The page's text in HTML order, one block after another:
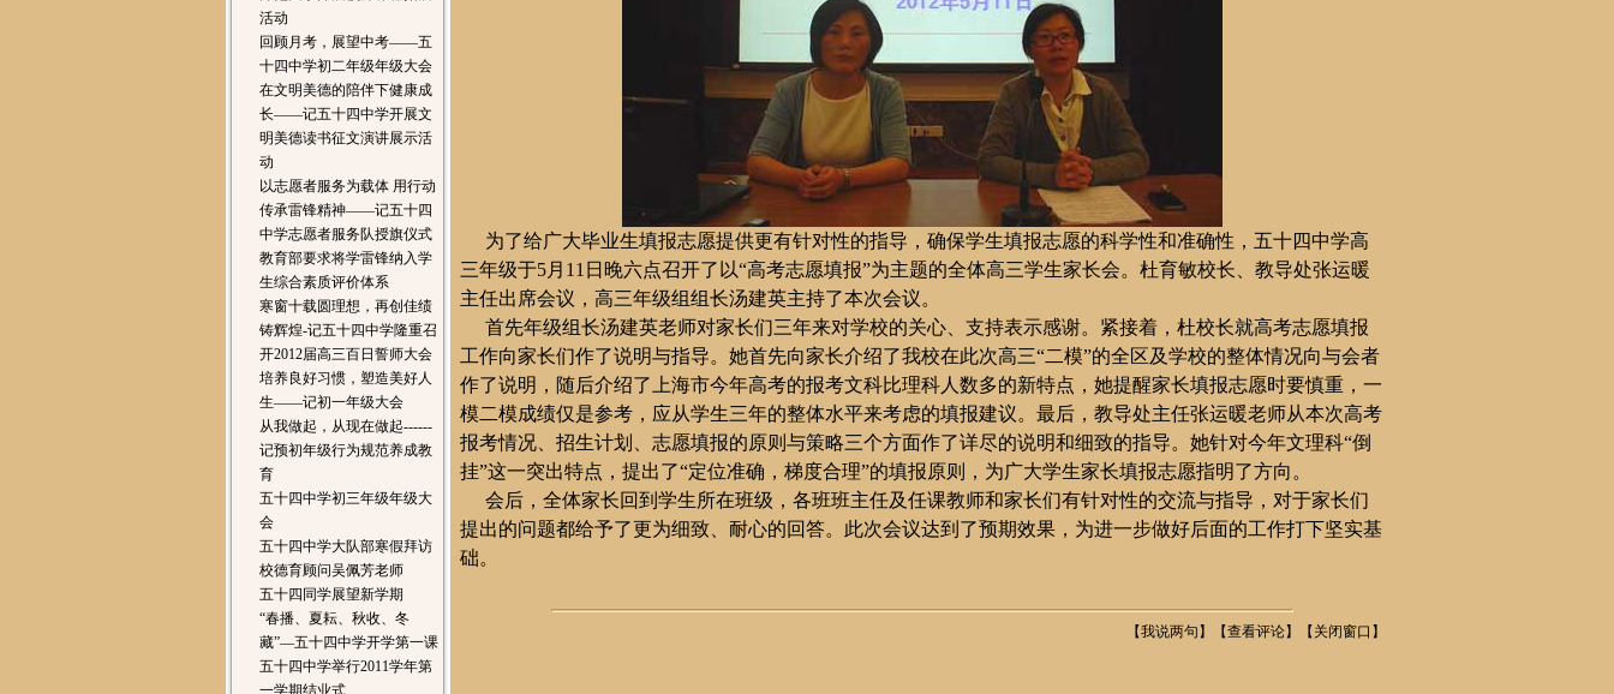
活动
回顾月考，展望中考——五
十四中学初二年级年级大会
在文明美德的陪伴下健康成
长——记五十四中学开展文
明美德读书征文演讲展示活
动
以志愿者服务为载体 用行动
传承雷锋精神——记五十四
中学志愿者服务队授旗仪式
教育部要求将学雷锋纳入学
生综合素质评价体系
寒窗十载圆理想，再创佳绩
铸辉煌-记五十四中学隆重召
开2012届高三百日誓师大会
培养良好习惯，塑造美好人
生——记初一年级大会
从我做起，从现在做起------
记预初年级行为规范养成教
育
五十四中学初三年级年级大
会
五十四中学大队部寒假拜访
校德育顾问吴佩芳老师
五十四同学展望新学期
“春播、夏耘、秋收、冬
藏”—五十四中学开学第一课
五十四中学举行2011学年第
一学期结业式
为了给广大毕业生填报志愿提供更有针对性的指导，确保学生填报志愿的科学性和准确性， 五十四中学高
三年级于5月 11 日晚六点召开了 以“高考志愿填报”为主题的全体高三学生家长会。杜育敏校长、教导处张运暖
主任出席会议，高三年级组组长汤建英主持了本次会议。
首先年级组长汤建英老师对家长们三年来对学校的关心、支持表示感谢。紧接着，杜校长就高考志愿填报
工作向家长们作了说明与指导。 她首先向家长介绍了我校在此次高三“二模”的全区及学校的整体情况向与会者
作了说明，随后介绍了上海市今年高考的报考文科比理科人数多的新特点，她提醒家长填报志愿时要慎重，一
模二模成绩仅是参考，应从学生三年的整体水平来考虑的填报建议。最后，教导处主任张运暖老师从本次高考
报考情况、招生计划、志愿填报的原则与策略三个方面作了详尽的说明和细致的指导。她针对今年文理科“倒
挂”这一突出特点，提出了“定位准确，梯度合理”的填报原则， 为广大学生家长填报志愿指明了方向。
会后， 全体家长回到学生所在班级，各班班主任及任课教师和家长们有针对性的交流与指导，对于家长们
提出的问题都给予了更为细致、耐心的回答。此次会议达到了预期效果，为进一步做好后面的工作打下坚实基
础。
【我说两句 】【查看评论】【 关闭窗口 】